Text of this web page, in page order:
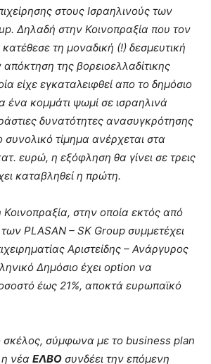
στους Ισραηλινούς των
Δηλαδή στην Κοινοπραξία που τον
τη μοναδική (!) δεσμευτική
της βορειοελλαδίτικης
είχε εγκαταλειφθεί απο το δημόσιο
ένα κομμάτι ψωμί σε ισραηλινά
δυνατότητες ανασυγκρότησης
τίμημα ανέρχεται στα
ευρώ, η εξόφληση θα γίνει σε τρεις
καταβληθεί η πρώτη.
στην οποία εκτός από
PLASAN – SK Group συμμετέχει
Αριστείδης – Ανάργυρος
Δημόσιο έχει option να
έως 21%, αποκτά ευρωπαϊκό
σκέλος, σύμφωνα με το business plan
η νέα ΕΛΒΟ συνδέει την επόμενη